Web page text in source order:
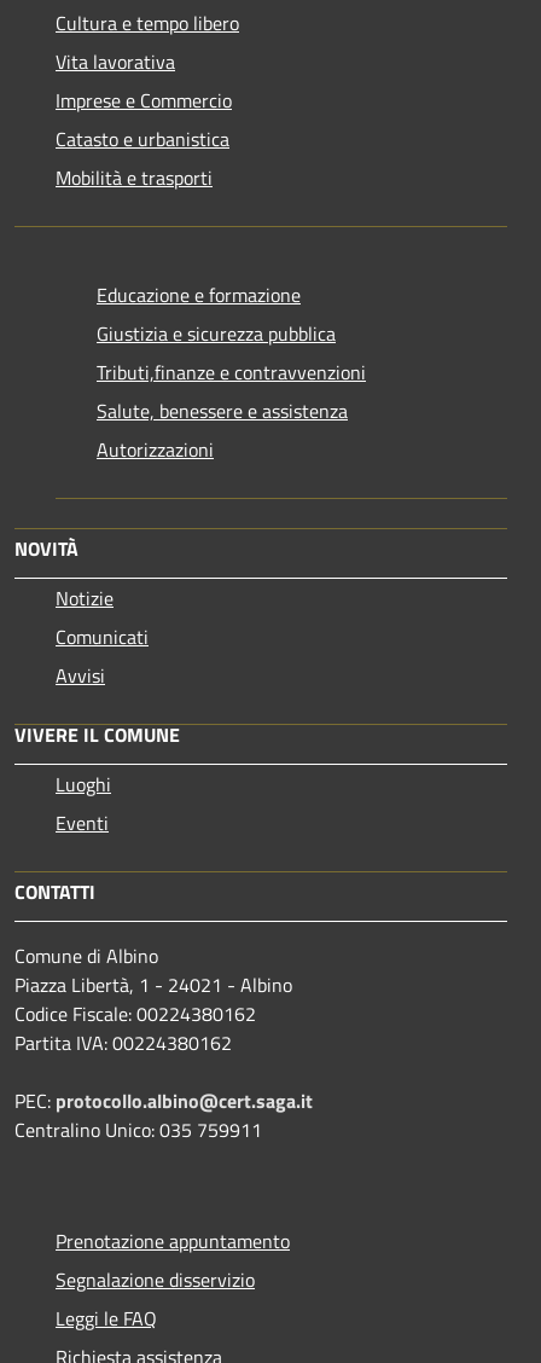
Cultura e tempo libero
Vita lavorativa
Imprese e Commercio
Catasto e urbanistica
Mobilità e trasporti
Educazione e formazione
Giustizia e sicurezza pubblica
Tributi,finanze e contravvenzioni
Salute, benessere e assistenza
Autorizzazioni
NOVITÀ
Notizie
Comunicati
Avvisi
VIVERE IL COMUNE
Luoghi
Eventi
CONTATTI
Comune di Albino
Piazza Libertà, 1 - 24021 - Albino
Codice Fiscale: 00224380162
Partita IVA: 00224380162
PEC: protocollo.albino@cert.saga.it
Centralino Unico: 035 759911
Prenotazione appuntamento
Segnalazione disservizio
Leggi le FAQ
Richiesta assistenza